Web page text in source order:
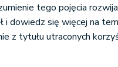
tego pojęcia
i dowiedz się więcej na
z tytułu utraconych